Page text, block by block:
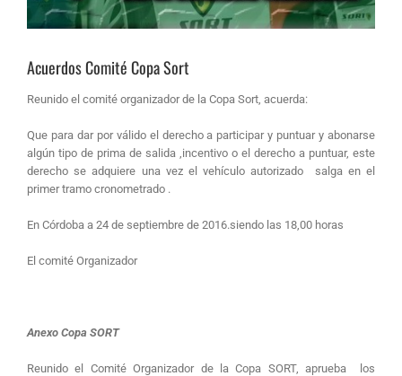
Acuerdos Comité Copa Sort
Reunido el comité organizador de la Copa Sort, acuerda:
Que para dar por válido el derecho a participar y puntuar y abonarse
algún tipo de prima de salida ,incentivo o el derecho a puntuar, este
derecho se adquiere una vez el vehículo autorizado salga en el
primer tramo cronometrado .
En Córdoba a 24 de septiembre de 2016.siendo las 18,00 horas
El comité Organizador
Anexo Copa SORT
Reunido el Comité Organizador de la Copa SORT, aprueba los